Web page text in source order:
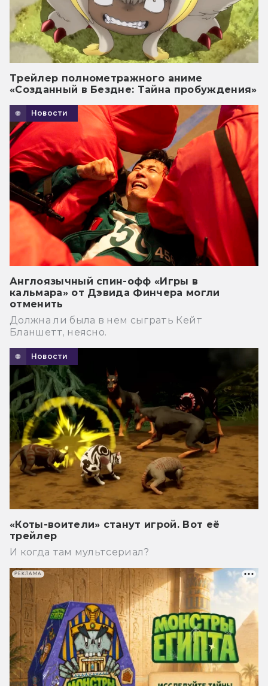
Трейлер полнометражного аниме
«Созданный в Бездне: Тайна пробуждения»
Новости
Англоязычный спин-офф «Игры в
кальмара» от Дэвида Финчера могли
отменить
Должна ли была в нем сыграть Кейт
Бланшетт, неясно.
Новости
«Коты-воители» станут игрой. Вот её
трейлер
И когда там мультсериал?
РЕКЛАМА